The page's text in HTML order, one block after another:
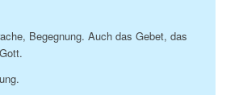
Begegnung. Auch das Gebet, das